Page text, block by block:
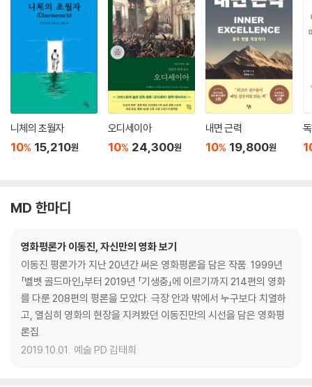
니체의 초월자
10% 15,210원
오디세이아
10% 24,300원
내면 근력
10% 19,800원
MD 한마디
영화평론가 이동진, 자신만의 영화 보기
이동진 평론가가 지난 20년간 써온 영화평론을 담은 작품. 1999년
「벨벳 골드마인」부터 2019년 「기생충」에 이르기까지 214편의 영화
를 다룬 208편의 평론을 모았다. 극장 안과 밖에서 누구보다 치열하
고, 열심히 영화의 현장을 지켜봤던 이동진만의 시선을 담은 영화평
론집.
2019.10.01. 예술 PD 김태희